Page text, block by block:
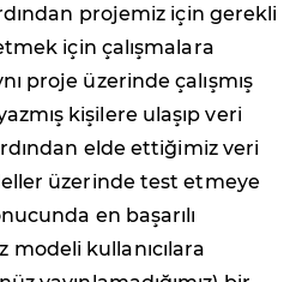
projemiz için gerekli
için çalışmalara
proje üzerinde çalışmış
kişilere ulaşıp veri
elde ettiğimiz veri
üzerinde test etmeye
en başarılı
kullanıcılara